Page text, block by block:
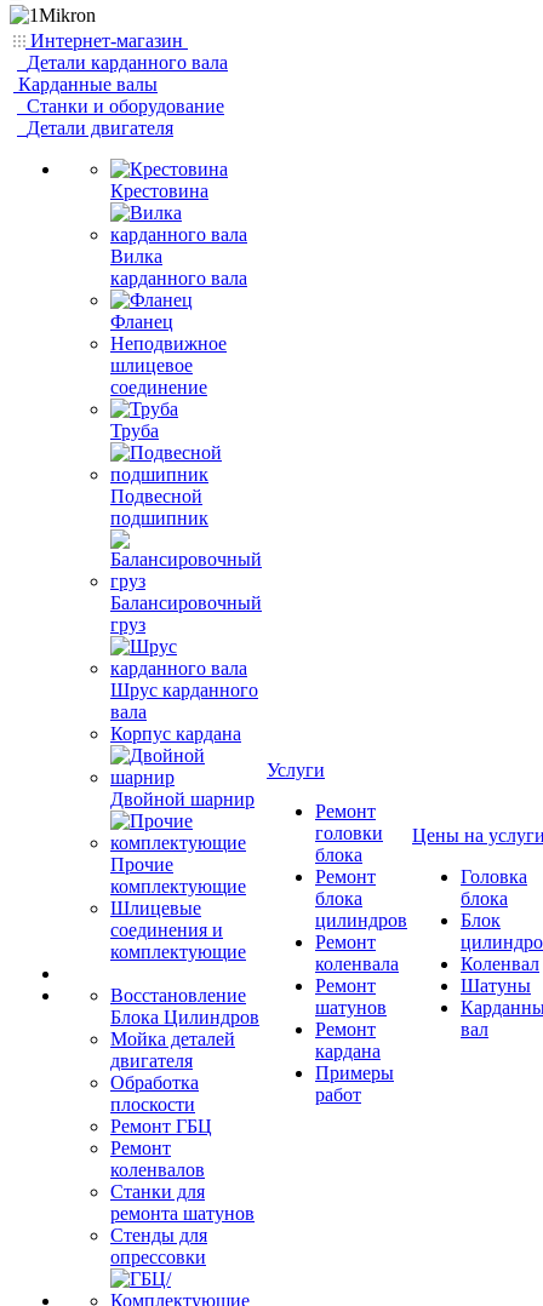
Интернет-магазин
Детали карданного вала
Карданные валы
Станки и оборудование
Детали двигателя
Крестовина
Вилка
карданного вала
Фланец
Неподвижное
шлицевое
соединение
Труба
Подвесной
подшипник
Балансировочный
груз
Шрус карданного
вала
Корпус кардана
Двойной шарнир
Прочие
комплектующие
Шлицевые
соединения и
комплектующие
Восстановление
Блока Цилиндров
Мойка деталей
двигателя
Обработка
плоскости
Ремонт ГБЦ
Ремонт
коленвалов
Станки для
ремонта шатунов
Стенды для
опрессовки
Услуги
Ремонт
головки
блока
Ремонт
блока
цилиндров
Ремонт
коленвала
Ремонт
шатунов
Ремонт
кардана
Примеры
работ
Цены на
Головка
блока
Блок
Коленвал
Шатуны
вал